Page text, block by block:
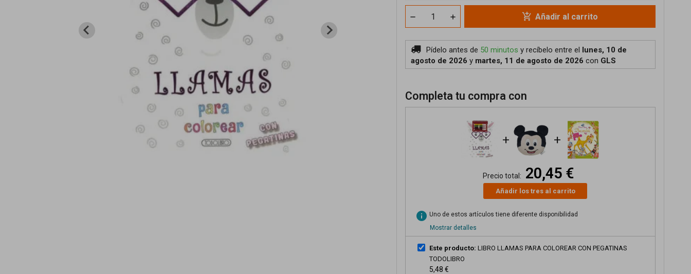
add_shopping_cart Añadir al carrito
Pídelo antes de 50 minutos y recíbeloentre el lunes, 10 de
agosto de 2026 y martes, 11 de agosto de 2026 con GLS
Completa tu compra con
+ +
Precio total: 20,45 €
Añadir los tres al carrito
info Uno de estos artículos tiene diferente disponibilidad
Mostrar detalles
Este producto: LIBRO LLAMAS PARA COLOREAR CON PEGATINAS
TODOLIBRO
5,48 €